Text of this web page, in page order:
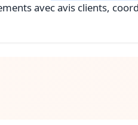
avec avis clients,